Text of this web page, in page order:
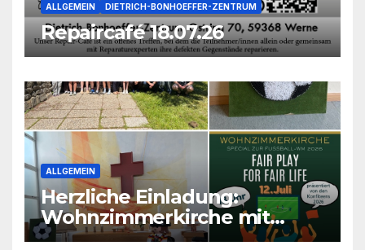
ALLGEMEIN DIETRICH-BONHOEFFER-ZENTRUM
Repaircafé 18.07.26
ALLGEMEIN
Herzliche Einladung:
Wohnzimmerkirche mit
unseren Konfis